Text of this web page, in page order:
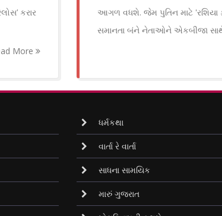
કરાર
More
આગળ વધશે. જેમ પુતિન માટે 'રશિયા
સમાનતા બંને નેતાઓને એકબીજા
ધર્મકથા
વાર્તા રે વાર્તા
સાધના સામયિક
મારું ગુજરાત